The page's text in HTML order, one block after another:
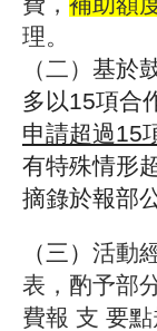
理。
（二） 基於
多以15項合
申請超過15
有特殊情形
摘錄於報部
（三） 活動
表，酌予部
費報 支 要